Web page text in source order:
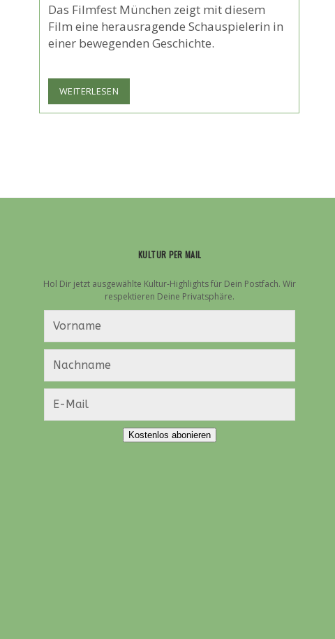
Das Filmfest München zeigt mit diesem
Film eine herausragende Schauspielerin in
einer bewegenden Geschichte.
WEITERLESEN
MÜNCHEN:
EUROPAPREMIERE
WINSLET
KULTUR PER MAIL
Hol Dir jetzt ausgewählte Kultur-Highlights für Dein Postfach. Wir
respektieren Deine Privatsphäre.
Kostenlos abonieren